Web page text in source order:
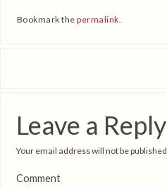
Bookmark thepermalink
Leave a Reply
Your email address will not be published.
Comment